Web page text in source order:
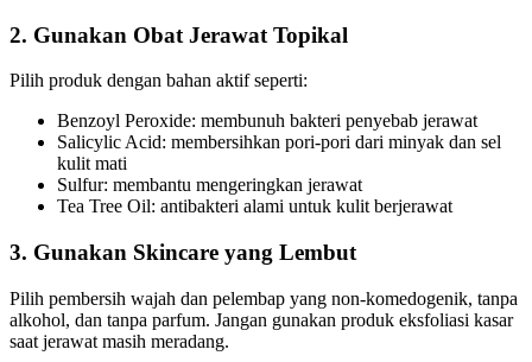
2. Gunakan Obat Jerawat Topikal
Pilih produk dengan bahan aktif seperti:
Benzoyl Peroxide: membunuh bakteri penyebab jerawat
Salicylic Acid: membersihkan pori-pori dari minyak dan sel
kulit mati
Sulfur: membantu mengeringkan jerawat
Tea Tree Oil: antibakteri alami untuk kulit berjerawat
3. Gunakan Skincare yang Lembut
Pilih pembersih wajah dan pelembap yang non-komedogenik, tanpa
alkohol, dan tanpa parfum. Jangan gunakan produk eksfoliasi kasar
saat jerawat masih meradang.